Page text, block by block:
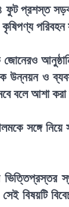
সড়ক
পরিবহন
উন্নয়ন ও
বলে আশা করা
সঙ্গে
বিষয়টি